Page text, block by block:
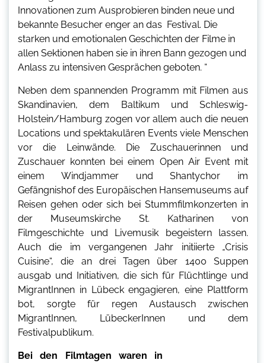
Innovationen zum Ausprobieren binden neue und
bekannte Besucher enger an das Festival. Die
starken und emotionalen Geschichten der Filme in
allen Sektionen haben sie in ihren Bann gezogen und
Anlass zu intensiven Gesprächen geboten. “
Neben dem spannenden Programm mit Filmen aus
Skandinavien, dem Baltikum und Schleswig-
Holstein/Hamburg zogen vor allem auch die neuen
Locations und spektakulären Events viele Menschen
vor die Leinwände. Die Zuschauerinnen und
Zuschauer konnten bei einem Open Air Event mit
einem Windjammer und Shantychor im
Gefängnishof des Europäischen Hansemuseums auf
Reisen gehen oder sich bei Stummfilmkonzerten in
der Museumskirche St. Katharinen von
Filmgeschichte und Livemusik begeistern lassen.
Auch die im vergangenen Jahr initiierte „Crisis
Cuisine“, die an drei Tagen über 1400 Suppen
ausgab und Initiativen, die sich für Flüchtlinge und
MigrantInnen in Lübeck engagieren, eine Plattform
bot, sorgte für regen Austausch zwischen
MigrantInnen, LübeckerInnen und dem
Festivalpublikum.
Bei den Filmtagen waren in